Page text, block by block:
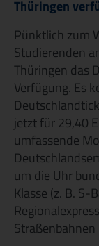
Thüringen
Pünktlich zum
Studierenden
Thüringen das
Verfügung. Es
jetzt für 29,40
umfassende
um die Uhr
Klasse (z. B.